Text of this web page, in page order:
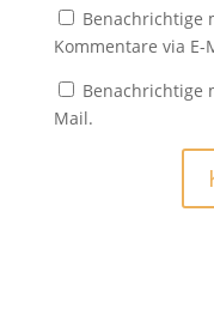
Benachrichtige
Kommentare via E-
Benachrichtige
Mail.